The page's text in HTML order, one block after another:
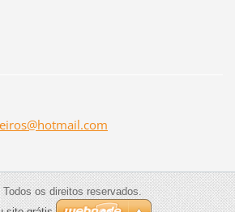
os@hotmail.com
os direitos reservados.